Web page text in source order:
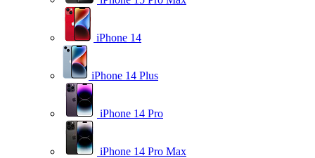
iPhone 14
iPhone 14 Plus
iPhone 14 Pro
iPhone 14 Pro Max